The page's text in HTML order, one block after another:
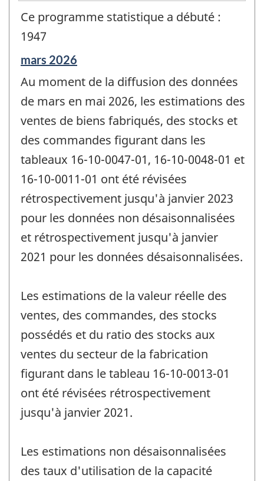
Ce programme statistique a débuté :
1947
Période
référence
de
-
mars 2026
Au moment de la diffusion des données
de mars en mai 2026, les estimations des
ventes de biens fabriqués, des stocks et
des commandes figurant dans les
tableaux 16-10-0047-01, 16-10-0048-01 et
16-10-0011-01 ont été révisées
rétrospectivement jusqu'à janvier 2023
pour les données non désaisonnalisées
et rétrospectivement jusqu'à janvier
2021 pour les données désaisonnalisées.
Les estimations de la valeur réelle des
ventes, des commandes, des stocks
possédés et du ratio des stocks aux
ventes du secteur de la fabrication
figurant dans le tableau 16-10-0013-01
ont été révisées rétrospectivement
jusqu'à janvier 2021.
Les estimations non désaisonnalisées
des taux d'utilisation de la capacité